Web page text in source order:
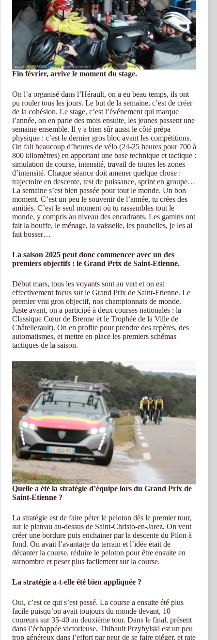
Fin février, arrive le moment du stage.
On l’a organisé dans l’Hérault, on a eu beau temps, ils ont
pu rouler tous les jours. Le but de la semaine, c’est de créer
de la cohésion. Le stage, c’est l’événement qui marque
l’année, on en parle des mois ensuite, les jeunes passent une
semaine ensemble. Il y a bien sûr aussi le côté prépa
physique : c’est le dernier gros bloc avant les compétitions.
On fait beaucoup d’heures de vélo (24-25 heures pour 700 à
800 kilomètres) en apportant une base technique et tactique :
simulation de course, intensité, travail de toutes les zones
d’intensité. Chaque séance doit amener quelque chose :
trajectoire en descente, test de puissance, sprint en groupe…
La semaine s’est bien passée pour tout le monde. Un bon
moment. C’est un peu le souvenir de l’année, tu crées des
amitiés. C’est le seul moment où tu rassembles tout le
monde, y compris au niveau des encadrants. Les gamins ont
fait la bouffe, le ménage, la vaisselle, les poubelles, je les ai
fait bosser…
La saison 2025 peut donc commencer avec un des
premiers objectifs : le Grand Prix de Saint-Etienne.
Début mars, tous les voyants sont au vert et on est
effectivement focus sur le Grand Prix de Saint-Etienne. Le
premier vrai gros objectif, nos championnats de monde.
Juste avant, on a participé à deux courses nationales : la
Classique Cœur de Brenne et le Trophée de la Ville de
Châtellerault). On en profite pour prendre des repères, des
automatismes, et mettre en place les premiers schémas
tactiques de la saison.
Quelle a été la stratégie d’équipe lors du Grand Prix de
Saint-Etienne ?
La stratégie est de faire péter le peloton dès le premier tour,
sur le plateau au-dessus de Saint-Christo-en-Jarez. On veut
créer une bordure puis enchainer par la descente du Pilon à
fond. On avait l’avantage du terrain et l’idée était de
décanter la course, réduire le peloton pour être ensuite en
surnombre et peser plus facilement sur la course.
La stratégie a-t-elle été bien appliquée ?
Oui, c’est ce qui s’est passé. La course a ensuite été plus
facile puisqu’on avait toujours du monde devant, 10
coureurs sur 35-40 au deuxième tour. Dans le final, présent
dans l’échappée victorieuse, Thibault Przybylski est un peu
trop généreux dans l’effort par peur de se faire piéger, et rate